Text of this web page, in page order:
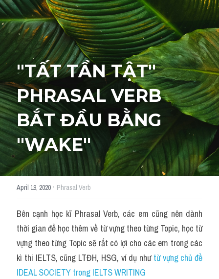
Giải đề thi từng câu
Lời khuyên
Giải đề thi
Academic words
Phrase
Phrasal Verb
Idioms đồng nghĩa
Idioms trái nghĩa
Antonym
Idiom
Grammar
Collocation
HỌC THỬ
"TẤT TẦN TẬT"
PHRASAL VERB
BẮT ĐẦU BẰNG
"WAKE"
April 19, 2020 · Phrasal Verb
Bên cạnh học kĩ Phrasal Verb, các em cũng nên dành
thời gian để học thêm về từ vựng theo từng Topic, học từ
vựng theo từng Topic sẽ rất có lợi cho các em trong các
kì thi IELTS, cũng LTĐH, HSG, ví dụ như từ vựng chủ đề
IDEAL SOCIETY trong IELTS WRITING